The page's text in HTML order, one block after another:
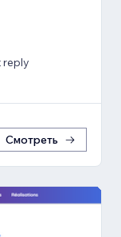
reply
Смотреть